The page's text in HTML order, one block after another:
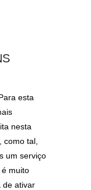
esta
nesta
como tal,
um serviço
muito
de ativar